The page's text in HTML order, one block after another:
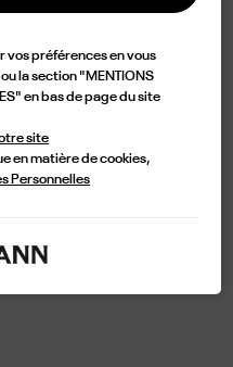
vos préférences en vous
la section "MENTIONS
en bas de page du site
site
en matière de cookies,
Personnelles